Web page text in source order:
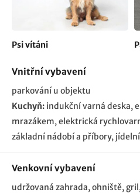
Psi vítáni
Vnitřní vybavení
parkování u objektu
Kuchyň: indukční varná deska,
mrazákem, elektrická
základní nádobí a příbory,
Venkovní vybavení
udržovaná zahrada, ohniště, gril